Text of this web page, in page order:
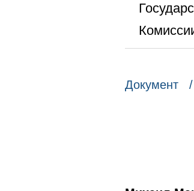
Документ /